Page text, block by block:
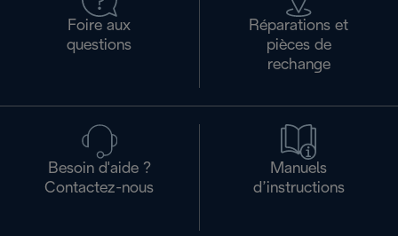
Foire aux
questions
Réparations et
pièces de
rechange
Besoin d'aide ?
Contactez-nous
Manuels
d’instructions